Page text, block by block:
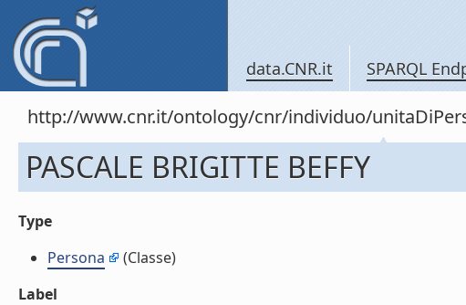
data.CNR.it SPARQL
http://www.cnr.it/ontology/cnr/individuo/
PASCALE BRIGITTE BEFFY
Type
Persona
(Classe)
Label